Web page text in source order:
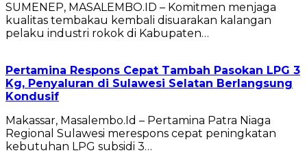
SUMENEP, MASALEMBO.ID – Komitmen menjaga
kualitas tembakau kembali disuarakan kalangan
pelaku industri rokok di Kabupaten…
Pertamina Respons Cepat Tambah Pasokan LPG 3
Kg, Penyaluran di Sulawesi Selatan Berlangsung
Kondusif
Makassar, Masalembo.Id – Pertamina Patra Niaga
Regional Sulawesi merespons cepat peningkatan
kebutuhan LPG subsidi 3…